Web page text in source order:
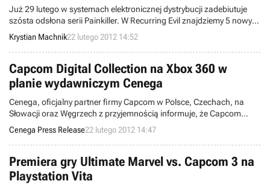
Już 29 lutego w systemach elektronicznej dystrybucji zadebiutuje
szósta odsłona serii Painkiller. W Recurring Evil znajdziemy 5 nowych
map, ponad 6 tysięcy przeciwników oraz usprawnioną grafikę. Gra
będzie sprzedawana za cenę około 45 złotych.
Krystian Machnik22 lutego 2012 14:52
Capcom Digital Collection na Xbox 360 w
planie wydawniczym Cenega
Cenega, oficjalny partner firmy Capcom w Polsce, Czechach, na
Słowacji oraz Węgrzech z przyjemnością informuje, że Capcom
Digital Collection został włączony do naszego planu wydawniczego.
Tytuł ten, będący zestawem ośmiu gier, ukaże się na konsole Xbox
360 już tej wiosny.
Cenega Press Release22 lutego 2012 14:47
Premiera gry Ultimate Marvel vs. Capcom 3 na
Playstation Vita